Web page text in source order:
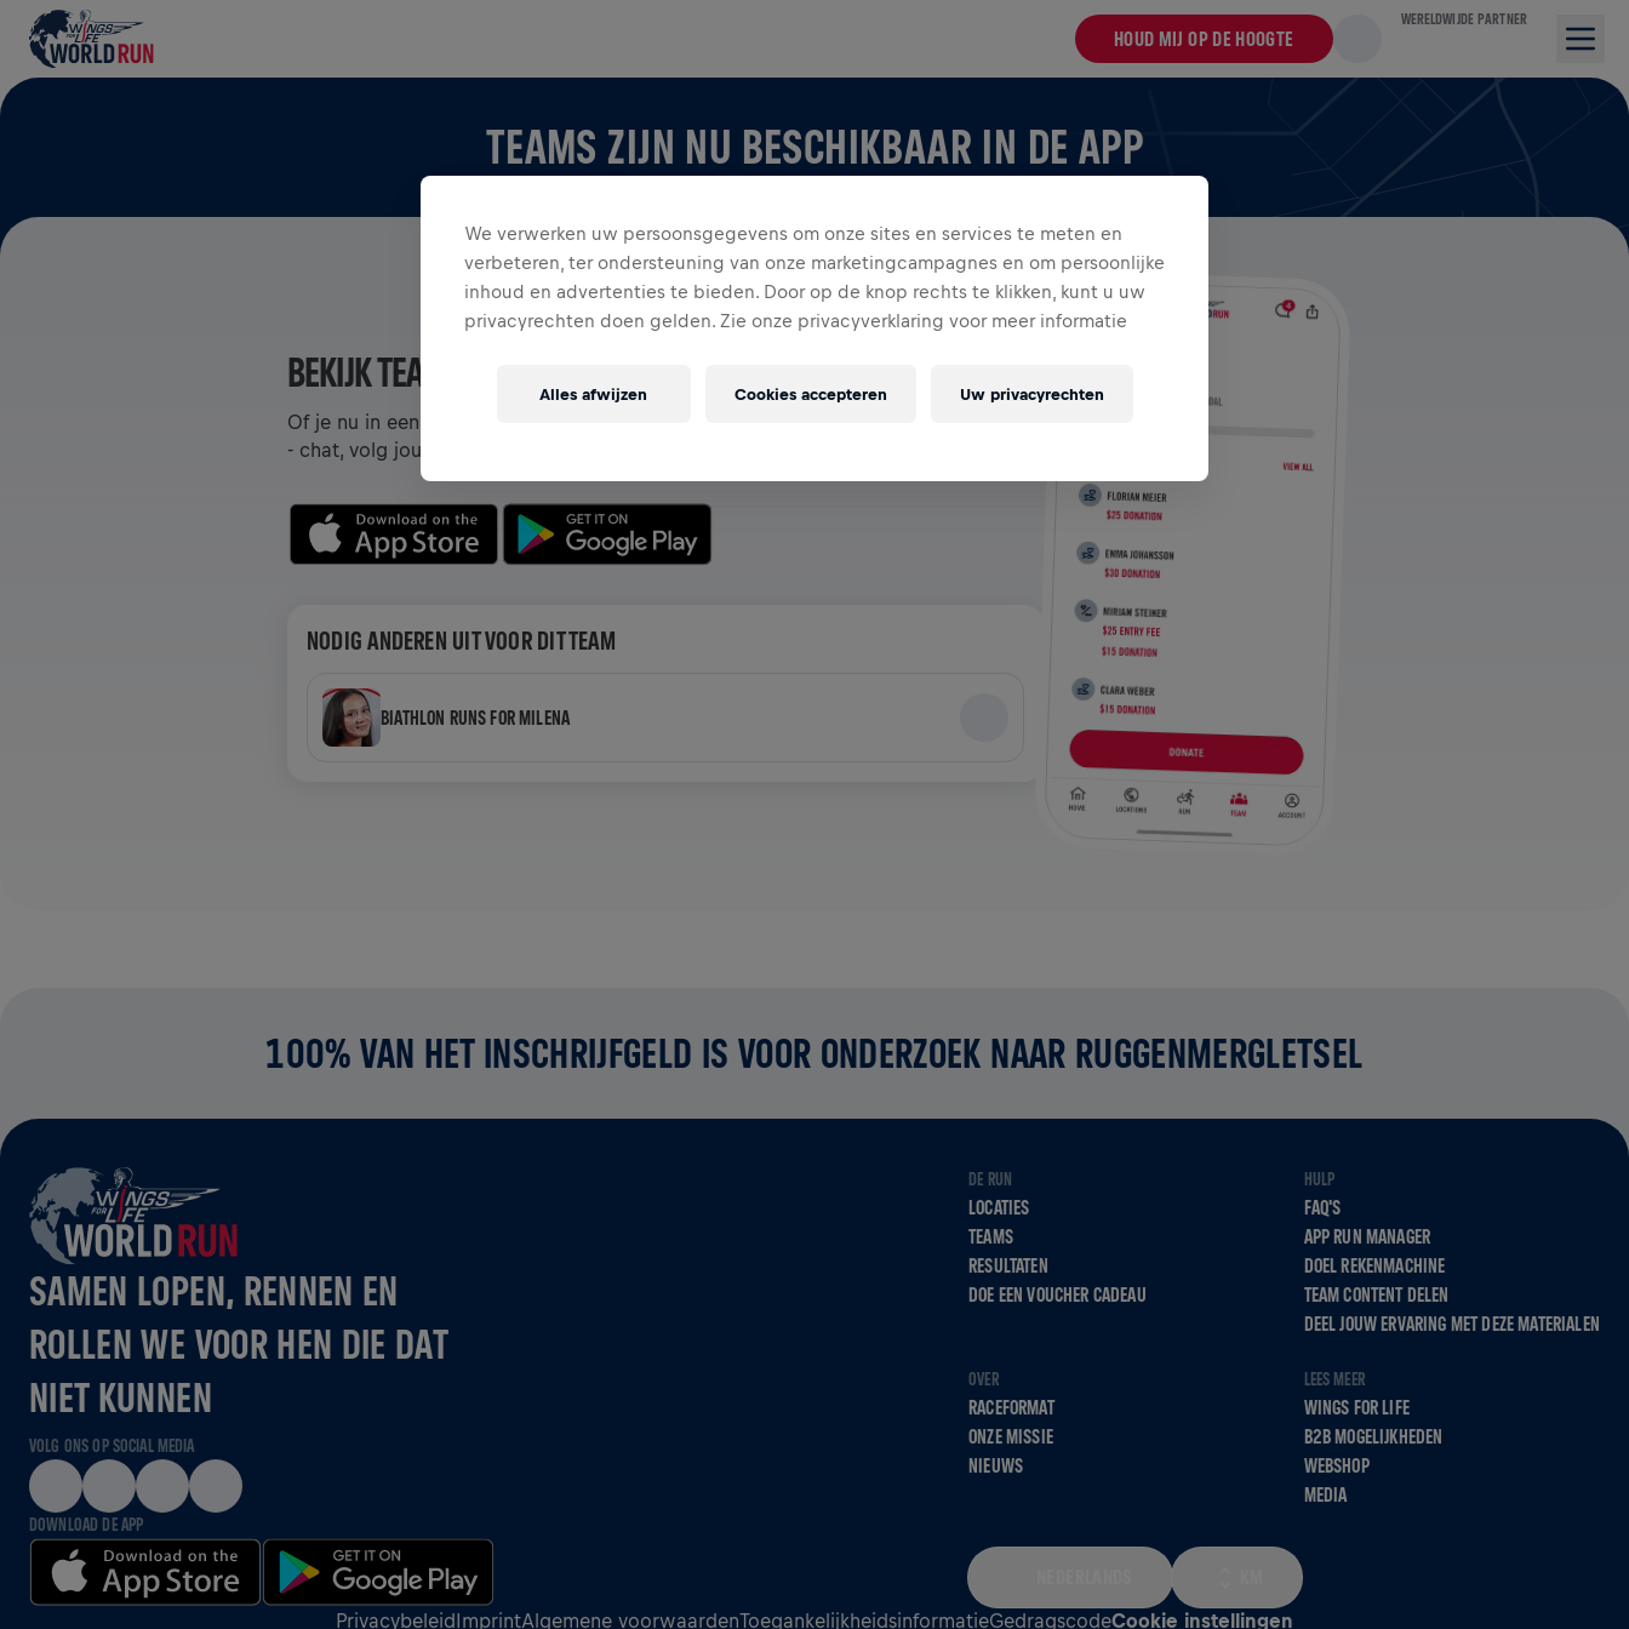
HOUD MIJ OP DE HOOGTE
WERELDWIJDE PARTNER
TEAMS ZIJN NU BESCHIKBAAR IN DE APP
BEKIJK TEAMS IN DE APP
Of je nu in een team zit of je eigen team creëert, ontdek alles over Teams in de app
- chat, volg jouw leaderboard en vier samen.
NODIG ANDEREN UIT VOOR DIT TEAM
BIATHLON RUNS FOR MILENA
100% VAN HET INSCHRIJFGELD IS VOOR ONDERZOEK NAAR RUGGENMERGLETSEL
SAMEN LOPEN, RENNEN EN
ROLLEN WE VOOR HEN DIE DAT
NIET KUNNEN
VOLG ONS OP SOCIAL MEDIA
DOWNLOAD DE APP
DE RUN
LOCATIES
TEAMS
RESULTATEN
DOE EEN VOUCHER CADEAU
HULP
FAQ'S
APP RUN MANAGER
DOEL REKENMACHINE
TEAM CONTENT DELEN
DEEL JOUW ERVARING MET DEZE MATERIALEN
OVER
RACEFORMAT
ONZE MISSIE
NIEUWS
LEES MEER
WINGS FOR LIFE
B2B MOGELIJKHEDEN
WEBSHOP
MEDIA
PrivacybeleidImprintAlgemene voorwaardenToegankelijkheidsinformatieGedragscodeCookie instellingen
We verwerken uw persoonsgegevens om onze sites en services te meten en
verbeteren, ter ondersteuning van onze marketingcampagnes en om persoonlijke
inhoud en advertenties te bieden. Door op de knop rechts te klikken, kunt u uw
privacyrechten doen gelden. Zie onze privacyverklaring voor meer informatie
Uw privacyrechten
Alles afwijzen Cookies accepteren